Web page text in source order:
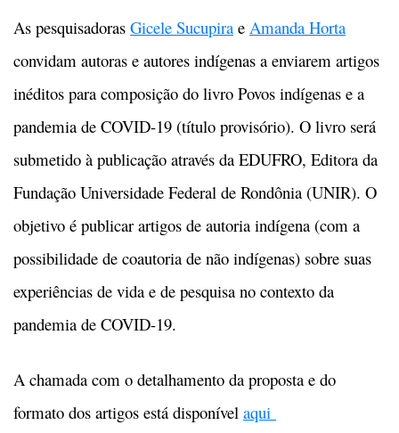
As pesquisadoras Gicele Sucupira e Amanda Horta
convidam autoras e autores indígenas a enviarem artigos
inéditos para composição do livro Povos indígenas e a
pandemia de COVID-19 (título provisório). O livro será
submetido à publicação através da EDUFRO, Editora da
Fundação Universidade Federal de Rondônia (UNIR). O
objetivo é publicar artigos de autoria indígena (com a
possibilidade de coautoria de não indígenas) sobre suas
experiências de vida e de pesquisa no contexto da
pandemia de COVID-19.
A chamada com o detalhamento da proposta e do
formato dos artigos está disponível aqui